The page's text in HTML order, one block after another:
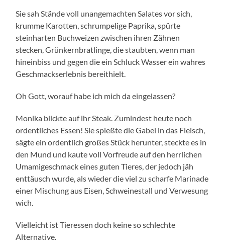
Sie sah Stände voll unangemachten Salates vor sich,
krumme Karotten, schrumpelige Paprika, spürte
steinharten Buchweizen zwischen ihren Zähnen
stecken, Grünkernbratlinge, die staubten, wenn man
hineinbiss und gegen die ein Schluck Wasser ein wahres
Geschmackserlebnis bereithielt.
Oh Gott, worauf habe ich mich da eingelassen?
Monika blickte auf ihr Steak. Zumindest heute noch
ordentliches Essen! Sie spießte die Gabel in das Fleisch,
sägte ein ordentlich großes Stück herunter, steckte es in
den Mund und kaute voll Vorfreude auf den herrlichen
Umamigeschmack eines guten Tieres, der jedoch jäh
enttäusch wurde, als wieder die viel zu scharfe Marinade
einer Mischung aus Eisen, Schweinestall und Verwesung
wich.
Vielleicht ist Tieressen doch keine so schlechte
Alternative.